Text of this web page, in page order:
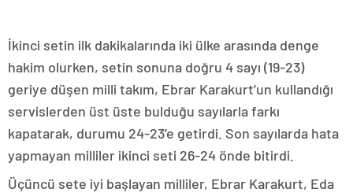
İkinci setin ilk dakikalarında iki ülke arasında denge
hakim olurken, setin sonuna doğru 4 sayı (19-23)
geriye düşen milli takım, Ebrar Karakurt’un kullandığı
servislerden üst üste bulduğu sayılarla farkı
kapatarak, durumu 24-23’e getirdi. Son sayılarda hata
yapmayan milliler ikinci seti 26-24 önde bitirdi.
Üçüncü sete iyi başlayan milliler, Ebrar Karakurt, Eda